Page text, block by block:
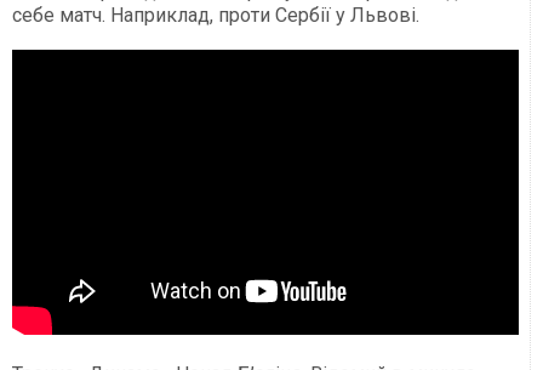
себе матч. Наприклад, проти Сербії у Львові.